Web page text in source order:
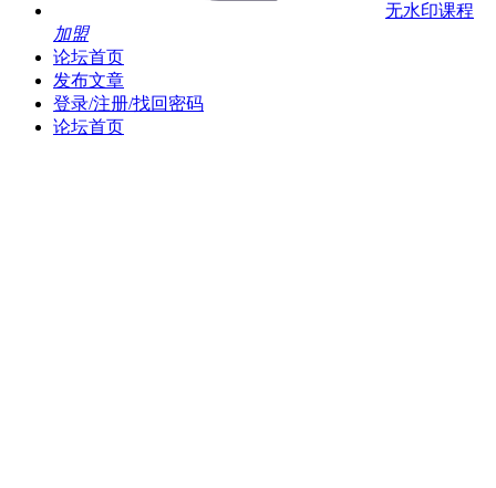
无水印课程
加盟
论坛首页
发布文章
登录/注册/找回密码
论坛首页